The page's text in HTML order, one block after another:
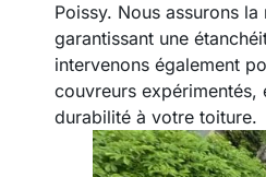
Poissy. Nous assurons
garantissant une
intervenons également
couvreurs
durabilité à votre toiture.